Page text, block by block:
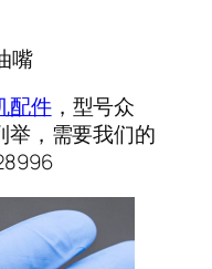
嘴
配件，型号众
举，需要我们的